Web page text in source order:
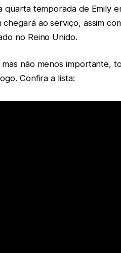
quarta temporada de Emily
chegará ao serviço, assim
no Reino Unido.
mas não menos importante,
Confira a lista: